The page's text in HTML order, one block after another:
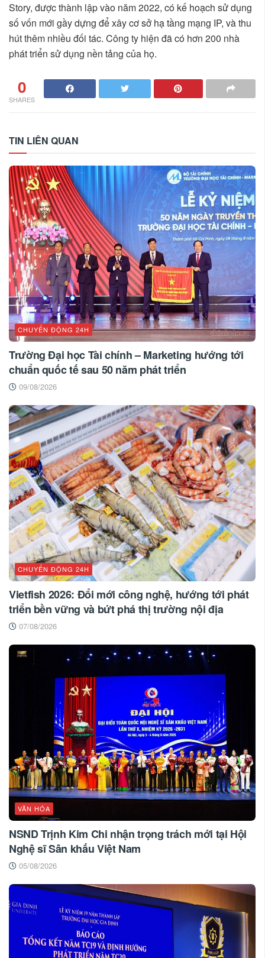
Story, được thành lập vào năm 2022, có kế hoạch sử dụng
số vốn mới gầy dựng để xây cơ sở hạ tầng mạng IP, và thu
hút thêm nhiều đối tác. Công ty hiện đã có hơn 200 nhà
phát triển sử dụng nền tảng của họ.
0
SHARES
TIN LIÊN QUAN
CHUYỂN ĐỘNG 24H
Trường Đại học Tài chính – Marketing hướng tới
chuẩn quốc tế sau 50 năm phát triển
09/08/2026
CHUYỂN ĐỘNG 24H
Vietfish 2026: Đổi mới công nghệ, hướng tới phát
triển bền vững và bứt phá thị trường nội địa
07/08/2026
VĂN HÓA
NSND Trịnh Kim Chi nhận trọng trách mới tại Hội
Nghệ sĩ Sân khấu Việt Nam
05/08/2026